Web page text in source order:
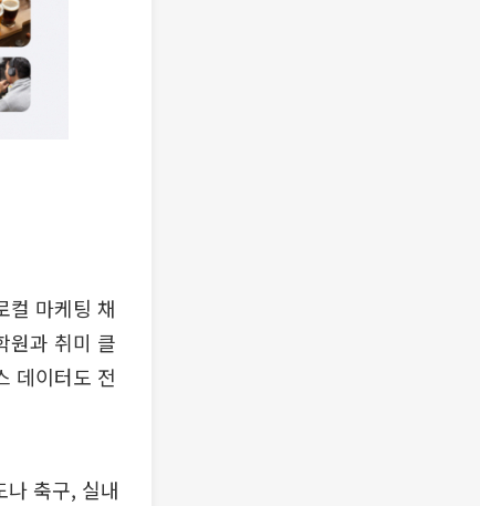
컬 마케팅 채
원과 취미 클
데이터도 전
축구, 실내